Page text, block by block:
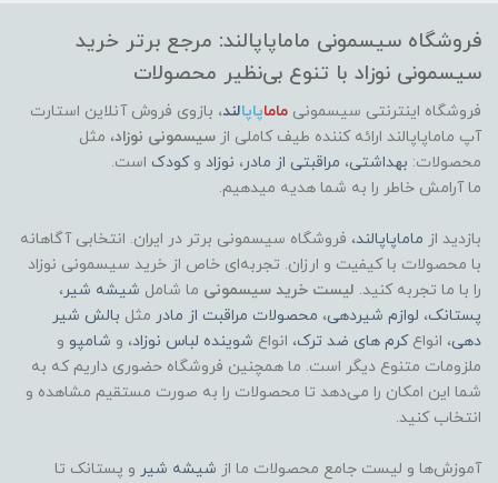
فروشگاه سیسمونی ماماپاپالند: مرجع برتر خرید
سیسمونی نوزاد با تنوع بی‌نظیر محصولات
فروشگاه اینترنتی سیسمونی ماماپاپالند، بازوی فروش آنلاین استارت
آپ ماماپاپالند ارائه کننده طیف کاملی از سیسمونی نوزاد، مثل
محصولات: بهداشتی، مراقبتی از مادر، نوزاد وکودک است.
ما آرامش خاطر را به شما هدیه میدهیم.
بازدید از ماماپاپالند، فروشگاه سیسمونی برتر در ایران. انتخابی آگاهانه
با محصولات با کیفیت و ارزان. تجربه‌ای خاص از خرید سیسمونی نوزاد
را با ما تجربه کنید. لیست خرید سیسمونی ما شامل شیشه شیر،
پستانک، لوازم شیردهی، محصولات مراقبت از مادر مثل بالش شیر
دهی، انواعکرم های ضد ترک، انواع شوینده لباس نوزاد، و شامپو و
ملزومات متنوع دیگر است. ما همچنین فروشگاه حضوری داریم که به
شما این امکان را می‌دهد تا محصولات را به صورت مستقیم مشاهده و
انتخاب کنید.
آموزش‌ها و لیست جامع محصولات ما از شیشه شیر و پستانک تا